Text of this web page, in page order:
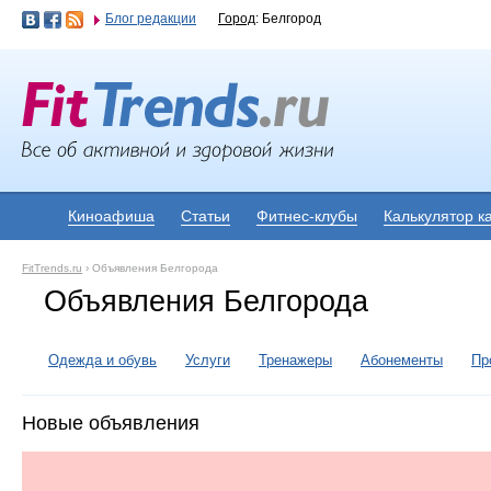
Блог редакции Город: Белгород
Киноафиша Статьи Фитнес-клубы Калькулятор
FitTrends.ru › Объявления Белгорода
Объявления Белгорода
Одежда и обувь Услуги Тренажеры Абонементы
Новые объявления